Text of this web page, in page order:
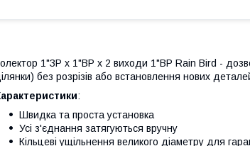
1"ЗР х 1"ВР х 2 виходи 1"ВР Rain Bird -
без розрізів або встановлення нових
:
Швидка та проста установка
Усі з'єднання затягуються вручну
Кільцеві ущільнення великого діаметру для